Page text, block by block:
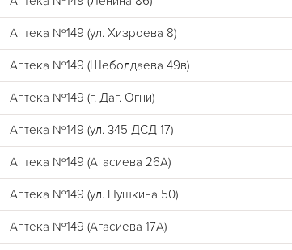
Аптека №149 (ул. Хизроева 8)
Аптека №149 (Шеболдаева 49в)
Аптека №149 (г. Даг. Огни)
Аптека №149 (ул. 345 ДСД 17)
Аптека №149 (Агасиева 26А)
Аптека №149 (ул. Пушкина 50)
Аптека №149 (Агасиева 17А)